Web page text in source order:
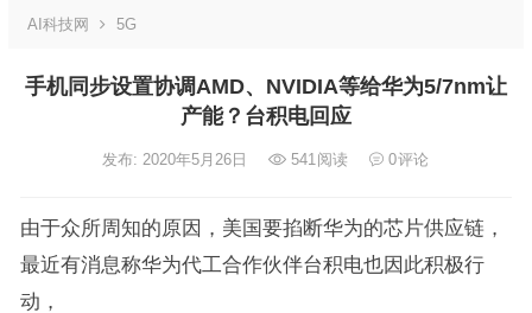
AI科技网 5G
手机同步设置协调AMD、NVIDIA等给华为5/7nm让
产能？台积电回应
发布: 2020年5月26日 541阅读 0评论
由于众所周知的原因，美国要掐断华为的芯片供应链，
最近有消息称华为代工合作伙伴台积电也因此积极行
动，